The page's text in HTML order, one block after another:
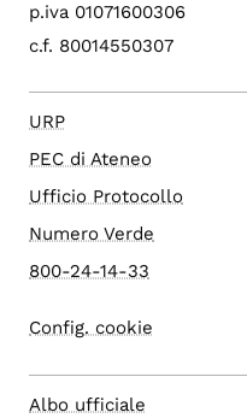
p.iva 01071600306
c.f. 80014550307
URP
PEC di Ateneo
Ufficio Protocollo
Numero Verde
800-24-14-33
Config. cookie
Albo ufficiale